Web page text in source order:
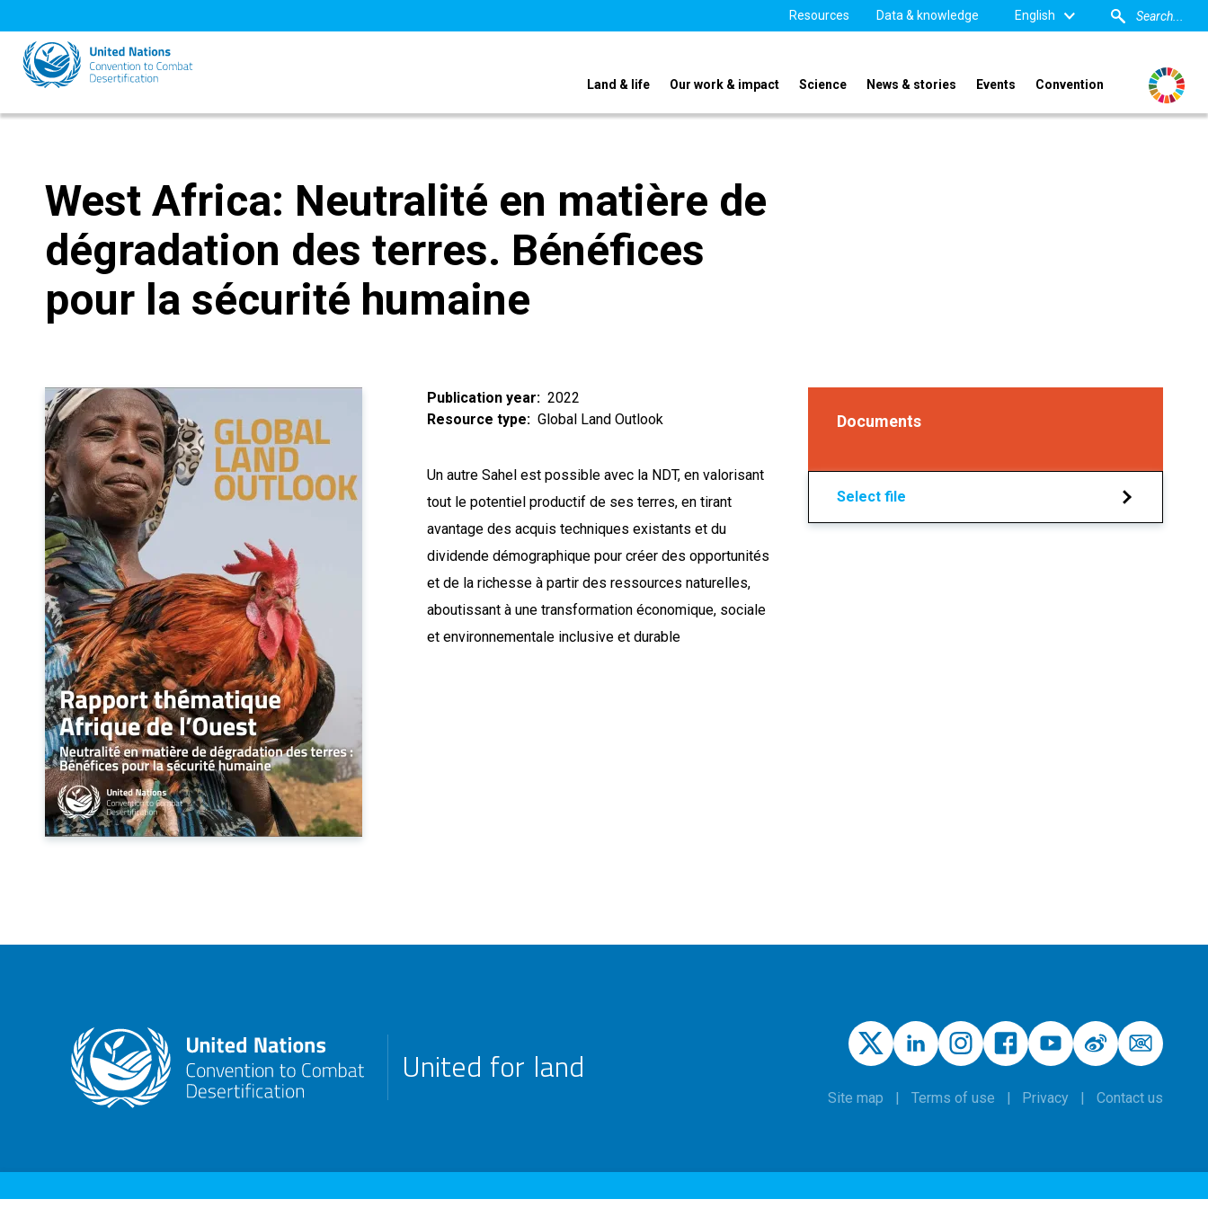
to
main
content
Resources Data & knowledge English
Land & life Our work & impact Science News & stories Events Convention
West Africa: Neutralité en matière de
dégradation des terres. Bénéfices
pour la sécurité humaine
Publication year
2022
Resource type
Global Land Outlook
Un autre Sahel est possible avec la NDT, en valorisant
tout le potentiel productif de ses terres, en tirant
avantage des acquis techniques existants et du
dividende démographique pour créer des opportunités
et de la richesse à partir des ressources naturelles,
aboutissant à une transformation économique, sociale
et environnementale inclusive et durable
Documents
Select file
United for land
Site map Terms of use Privacy Contact us